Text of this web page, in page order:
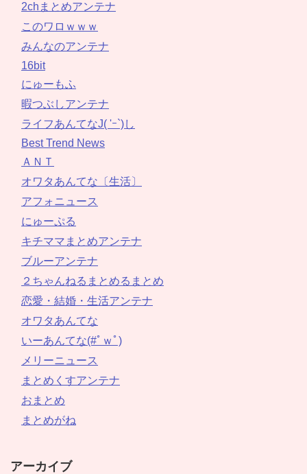
2chまとめアンテナ
このワロｗｗｗ
みんなのアンテナ
16bit
にゅーもふ
暇つぶしアンテナ
ライフあんてなJ( 'ｰ`)し
Best Trend News
ＡＮＴ
オワタあんてな〔生活〕
アフォニュース
にゅーぷる
キチママまとめアンテナ
ブルーアンテナ
２ちゃんねるまとめるまとめ
恋愛・結婚・生活アンテナ
オワタあんてな
いーあんてな(#ﾟｗﾟ)
メリーニュース
まとめくすアンテナ
おまとめ
まとめがね
アーカイブ